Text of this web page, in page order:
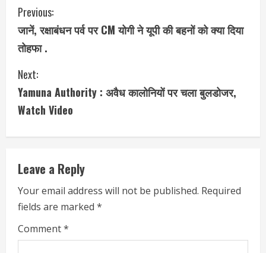
C
o
n
t
i
n
u
e
R
e
Previous:
जानें, रक्षाबंधन पर्व पर CM योगी ने यूपी की बहनों को क्या दिया
तोहफा .
Next:
Yamuna Authority : अवैध कालोनियों पर चला बुलडोजर,
Watch Video
Leave a Reply
Your email address will not be published. Required
fields are marked *
Comment*